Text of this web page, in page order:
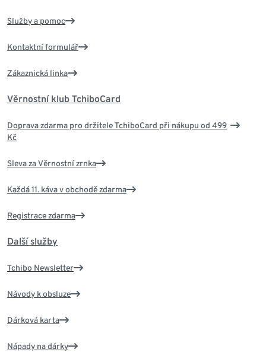
Služby a pomoc
Kontaktní formulář
Zákaznická linka
Věrnostní klub TchiboCard
Doprava zdarma pro držitele TchiboCard při nákupu od 499
Kč
Sleva za Věrnostní zrnka
Každá 11. káva v obchodě zdarma
Registrace zdarma
Další služby
Tchibo Newsletter
Návody k obsluze
Dárková karta
Nápady na dárky